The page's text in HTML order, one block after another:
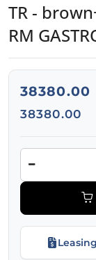
TR -
RM
cena:
38380.00
Cena:
38380.00
Ilość